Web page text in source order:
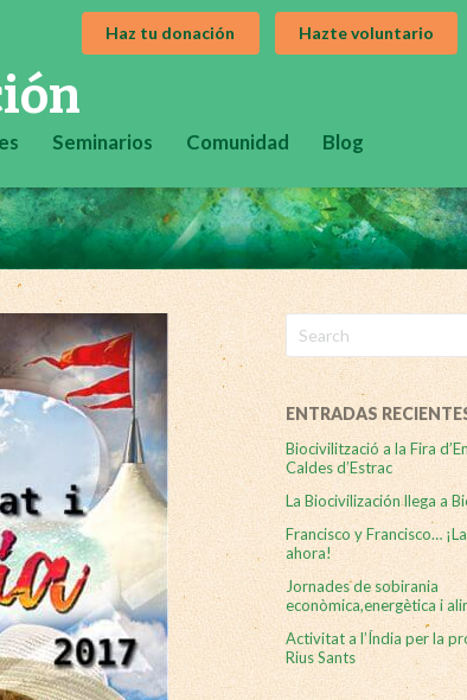
Haz tu donación Hazte voluntario
Seminarios Comunidad Blog
Search
for:
ENTRADAS
Biocivilització a la Fira
Caldes d’Estrac
La Biocivilización llega a
Francisco y Francisco…
ahora!
Jornades de sobirania
econòmica,energètica i
Activitat a l’Índia per la
Rius Sants